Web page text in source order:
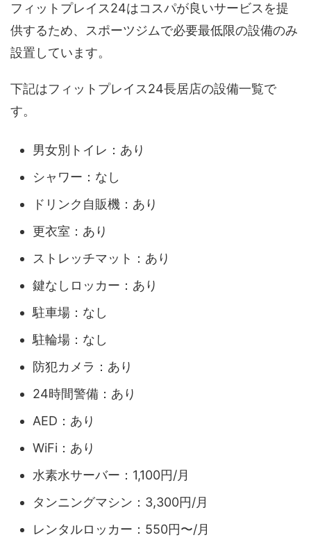
フィットプレイス24はコスパが良いサービスを提
供するため、スポーツジムで必要最低限の設備のみ
設置しています。
下記はフィットプレイス24長居店の設備一覧で
す。
男女別トイレ：あり
シャワー：なし
ドリンク自販機：あり
更衣室：あり
ストレッチマット：あり
鍵なしロッカー：あり
駐車場：なし
駐輪場：なし
防犯カメラ：あり
24時間警備：あり
AED：あり
WiFi：あり
水素水サーバー：1,100円/月
タンニングマシン：3,300円/月
レンタルロッカー：550円〜/月